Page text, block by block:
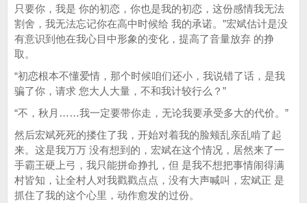
只要你，我是 你的初恋，你也是我的初恋，这份感情我无法
割舍，我无法忘记你在高中时候给 我的承诺。”宏斌估计是没
有意识到他在我心目中形象的变化，提高了音量放弃 的挣
取。
“初恋根本不懂爱情，那个时候咱们还小，我说错了话，是我
骗了你，请求 您大人大量，不和我计较行么？”
“不，秋月……我一定要带你走，无论我要承受多大的代价。”
然后宏斌死死的搂住了我，开始对着我的脸颊乱亲乱啃了起
来。这是我万万 没有想到的，宏斌在这个情况，居然来了一
手霸王硬上弓，我只能拼命挣扎，但 是我不想把事情闹得满
村皆知，让全村人对我戳戳点点，没有大声喊叫，宏斌正 是
抓住了我的这个心里，动作愈发的过份。